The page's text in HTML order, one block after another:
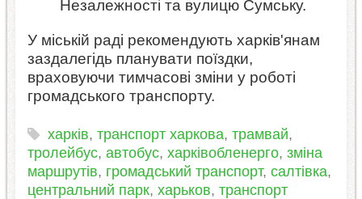
Незалежності та вулицю Сумську.
У міській раді рекомендують харків'янам
заздалегідь планувати поїздки,
враховуючи тимчасові зміни у роботі
громадського транспорту.
харків, транспорт харкова, трамвай,
тролейбус, автобус, харківобленерго, зміна
маршрутів, громадський транспорт, салтівка,
центральний парк, харьков, транспорт